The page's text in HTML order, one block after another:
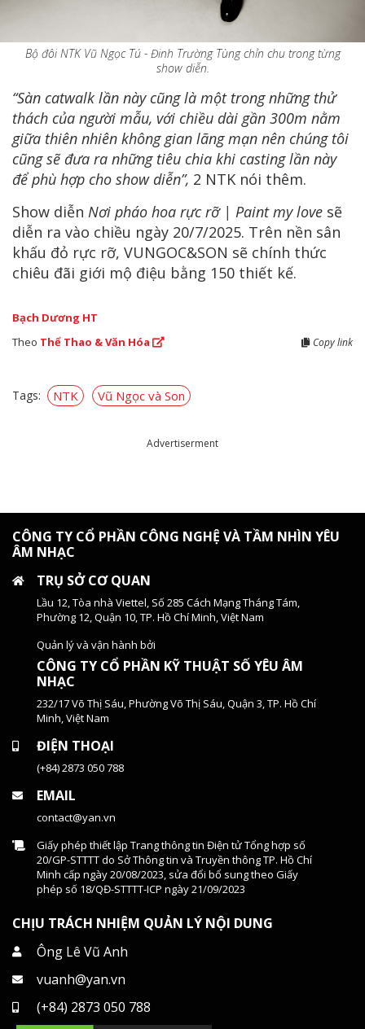
Bộ đôi NTK Vũ Ngọc Tú - Đinh Trường Tùng chỉn chu trong từng
show diễn.
“Sàn catwalk lần này cũng là một trong những thử
thách của người mẫu, với chiều dài gần 300m nằm
giữa thiên nhiên không gian lãng mạn nên chúng tôi
cũng sẽ đưa ra những tiêu chia khi casting lần này
để phù hợp cho show diễn”, 2 NTK nói thêm.
Show diễn Nơi pháo hoa rực rỡ | Paint my love sẽ
diễn ra vào chiều ngày 20/7/2025. Trên nền sân
khấu đỏ rực rỡ, VUNGOC&SON sẽ chính thức
chiêu đãi giới mộ điệu bằng 150 thiết kế.
Bạch Dương HT
Theo Thể Thao & Văn Hóa Copy link
Tags: NTK Vũ Ngọc và Son
Advertiserment
CÔNG TY CỔ PHẦN CÔNG NGHỆ VÀ TẦM NHÌN YÊU
ÂM NHẠC
TRỤ SỞ CƠ QUAN
Lầu 12, Tòa nhà Viettel, Số 285 Cách Mạng Tháng Tám,
Phường 12, Quận 10, TP. Hồ Chí Minh, Việt Nam
Quản lý và vận hành bởi
CÔNG TY CỔ PHẦN KỸ THUẬT SỐ YÊU ÂM
NHẠC
232/17 Võ Thị Sáu, Phường Võ Thị Sáu, Quận 3, TP. Hồ Chí
Minh, Việt Nam
ĐIỆN THOẠI
(+84) 2873 050 788
EMAIL
contact@yan.vn
Giấy phép thiết lập Trang thông tin Điện tử Tổng hợp số
20/GP-STTTT do Sở Thông tin và Truyền thông TP. Hồ Chí
Minh cấp ngày 20/08/2023, sửa đổi bổ sung theo Giấy
phép số 18/QĐ-STTTT-ICP ngày 21/09/2023
CHỊU TRÁCH NHIỆM QUẢN LÝ NỘI DUNG
Ông Lê Vũ Anh
vuanh@yan.vn
(+84) 2873 050 788